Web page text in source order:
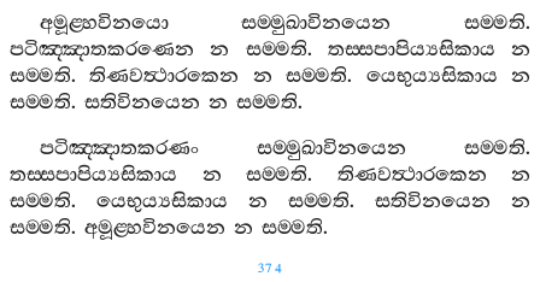
අමූළ‍්හවිනයො
සම‍්මුඛාවිනයෙන සම‍්මති.
පටිඤ‍්ඤාතකරණෙන
න සම‍්මති. තස‍්සපාපිය්‍යසිකාය
න
සම‍්මති.තිණවත්‍ථාරකෙන න සම‍්මති. යෙභුය්‍යසිකාය
න
සම‍්මති. සතිවිනයෙන න සම‍්මති.
පටිඤ‍්ඤාතකරණං
සම‍්මුඛාවිනයෙන සම‍්මති.
තස‍්සපාපිය්‍යසිකාය
න සම‍්මති. තිණවත්‍ථාරකෙන
න
සම‍්මති. යෙභුය්‍යසිකාය න සම‍්මති. සතිවිනයෙන
න
සම‍්මති. අමූළ‍්හවිනයෙන න සම‍්මති.
374